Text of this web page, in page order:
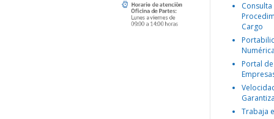
Consulta
Cargo
Portal
Trabaja